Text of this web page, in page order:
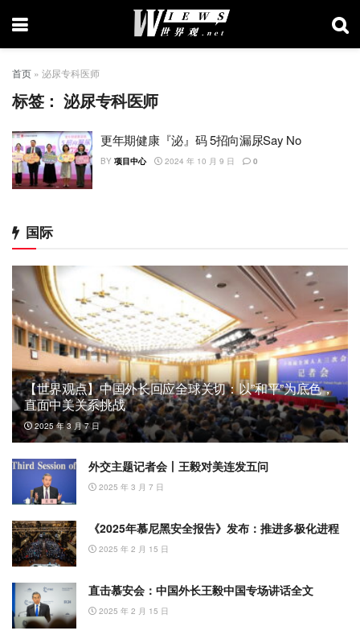
首页 » 泌尿专科医师
标签：泌尿专科医师
更年期健康『泌』码 5招向漏尿Say No
BY 项目中心 2024 年 10 月 9 日 0
国际
【世界观点】中国外长回应全球关切：以”和平”为底色，
直面中美关系挑战
2025 年 3 月 7 日
外交主题记者会丨王毅对美连发五问
2025 年 3 月 7 日
《2025年慕尼黑安全报告》发布：推进多极化进程
2025 年 2 月 15 日
直击慕安会：中国外长王毅中国专场讲话全文
2025 年 2 月 15 日